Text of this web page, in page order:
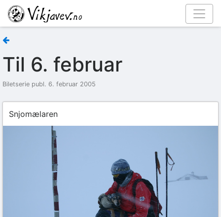
Til 6. februar
Biletserie publ. 6. februar 2005
Snjomælaren